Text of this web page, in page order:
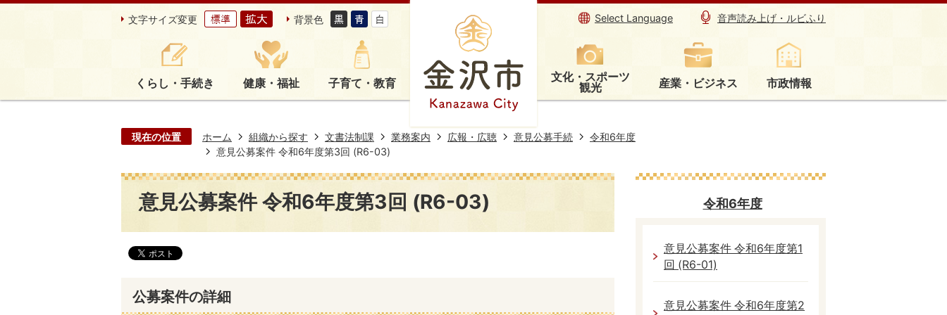
文字サイズ変更 背景色 Select Language 音声読み上げ・ルビふり
くらし・手続き 健康・福祉 子育て・教育 文化・スポーツ
観光 産業・ビジネス 市政情報
現在の位置 ホーム 組織から探す 文書法制課 業務案内 広報・広聴 意見公募手続
令和6年度
意見公募案件 令和6年度第3回 (R6-03)
意見公募案件 令和6年度第3回 (R6-03)
公募案件の詳細
令和6年度
意見公募案件 令和6年度第1
回 (R6-01)
意見公募案件 令和6年度第2